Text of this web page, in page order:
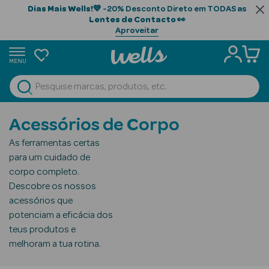
Dias Mais Wells!💙 -20% Desconto Direto em TODAS as
Lentes de Contacto👀
Aproveitar
MENU
Ver Tudo
Beauty Season
Cabelo
Profissional
Cosmética
Beauty Season
Cosmética
Acessórios de Corpo
As ferramentas certas
para um cuidado de
corpo completo.
Descobre os nossos
acessórios que
potenciam a eficácia dos
teus produtos e
melhoram a tua rotina.